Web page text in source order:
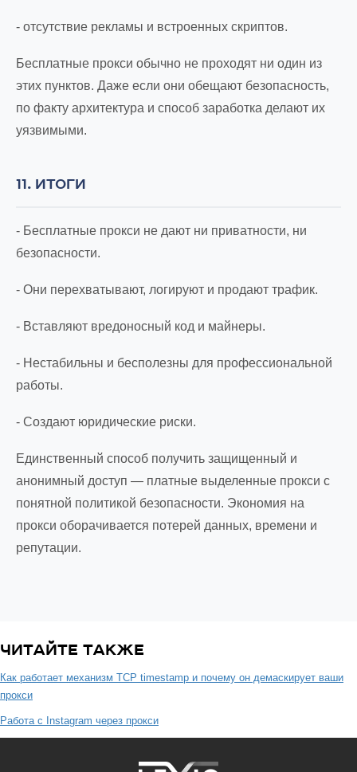
- отсутствие рекламы и встроенных скриптов.
Бесплатные прокси обычно не проходят ни один из
этих пунктов. Даже если они обещают безопасность,
по факту архитектура и способ заработка делают их
уязвимыми.
11. ИТОГИ
- Бесплатные прокси не дают ни приватности, ни
безопасности.
- Они перехватывают, логируют и продают трафик.
- Вставляют вредоносный код и майнеры.
- Нестабильны и бесполезны для профессиональной
работы.
- Создают юридические риски.
Единственный способ получить защищенный и
анонимный доступ — платные выделенные прокси с
понятной политикой безопасности. Экономия на
прокси оборачивается потерей данных, времени и
репутации.
ЧИТАЙТЕ ТАКЖЕ
Как работает механизм TCP timestamp и почему он демаскирует ваши
прокси
Работа с Instagram через прокси